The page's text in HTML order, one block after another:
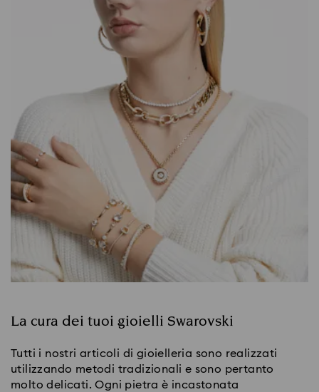
La cura dei tuoi gioielli Swarovski
Tutti i nostri articoli di gioielleria sono realizzati
utilizzando metodi tradizionali e sono pertanto
molto delicati. Ogni pietra è incastonata